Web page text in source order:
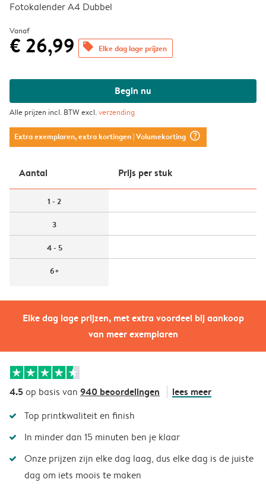
Elke dag lage prijzen, met extra voordeel bij aankoop
van meer exemplaren
Fotokalender A4 Dubbel
Vanaf
€ 26,99 offers Elke dag lage prijzen
Begin nu
Alle prijzen incl. BTW excl.verzending
Extra exemplaren, extra kortingen| Volumekorting question_mark_circle
Aantal Prijs per stuk
1 - 2
3
4 - 5
6+
4.5op basis van 940 beoordelingen lees meer
Top printkwaliteit en finish
In minder dan 15 minuten ben je klaar
Onze prijzen zijn elke dag laag, dus elke dag is de juiste
dag om iets moois te maken